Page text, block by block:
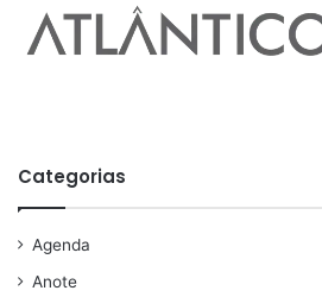
Categorias
Agenda
Anote